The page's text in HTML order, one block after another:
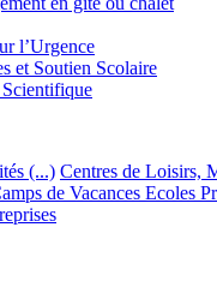
l’Urgence
et Soutien Scolaire
(...) Centres de Loisirs,
de Vacances Ecoles